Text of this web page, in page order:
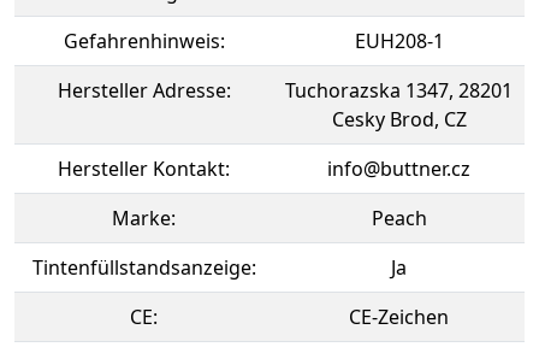
Gefahrenhinweis:
EUH208-1
Hersteller Adresse:
Tuchorazska 1347, 28201
Cesky Brod, CZ
Hersteller Kontakt:
info@buttner.cz
Marke:
Peach
Tintenfüllstandsanzeige:
Ja
CE:
CE-Zeichen